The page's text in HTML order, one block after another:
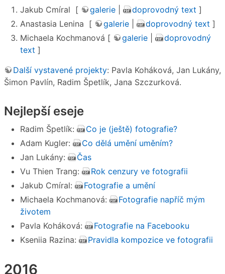
Jakub Cmíral [ galerie doprovodný text ]
Anastasia Lenina [
galerie doprovodný text ]
Michaela Kochmanová [
galerie
doprovodný
text ]
Další vystavené projekty: Pavla Koháková, Jan Lukány,
Šimon Pavlín, Radim Špetlík, Jana Szczurková.
Nejlepší eseje
Radim Špetlík:
Co je (ještě) fotografie?
Adam Kugler:
Co dělá umění uměním?
Jan Lukány:
Čas
Vu Thien Trang:
Rok cenzury ve fotografii
Jakub Cmíral:
Fotografie a umění
Michaela Kochmanová:
Fotografie napříč mým
životem
Pavla Koháková:
Fotografie na Facebooku
Kseniia Razina:
Pravidla kompozice ve fotografii
2016